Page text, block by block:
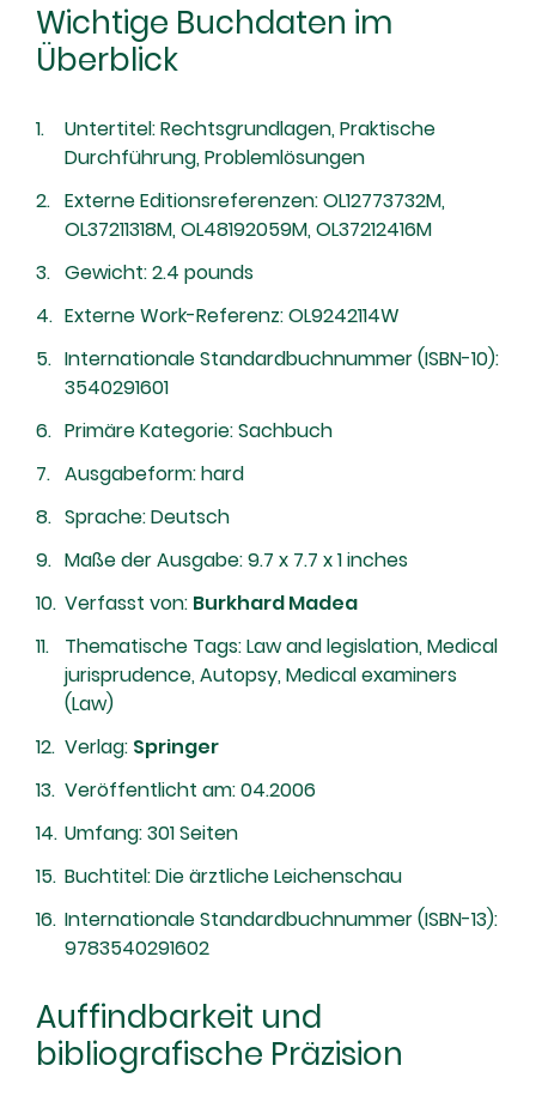
Wichtige Buchdaten im
Überblick
Untertitel: Rechtsgrundlagen, Praktische
Durchführung, Problemlösungen
Externe Editionsreferenzen: OL12773732M,
OL37211318M, OL48192059M, OL37212416M
Gewicht: 2.4 pounds
Externe Work-Referenz: OL9242114W
Internationale Standardbuchnummer (ISBN-10):
3540291601
Primäre Kategorie: Sachbuch
Ausgabeform: hard
Sprache: Deutsch
Maße der Ausgabe: 9.7 x 7.7 x 1 inches
Verfasst von: Burkhard Madea
Thematische Tags: Law and legislation, Medical
jurisprudence, Autopsy, Medical examiners
(Law)
Verlag: Springer
Veröffentlicht am: 04.2006
Umfang: 301 Seiten
Buchtitel: Die ärztliche Leichenschau
Internationale Standardbuchnummer (ISBN-13):
9783540291602
Auffindbarkeit und
bibliografische Präzision